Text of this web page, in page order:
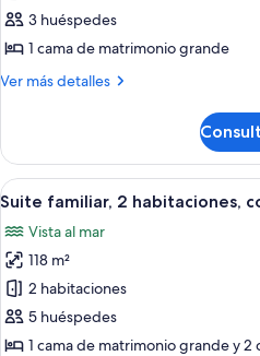
Suite
Deluxe,
habitación,
al
mar
3 huéspedes
1 cama de matrimonio grande
Ver más detalles
Más
Deluxe,
habitación,
vistas
al
mar
Abrir
todas
las
fotos
de
Suite
familiar,
18
Suite familiar, 2 habitaciones,
Vista al mar
118 m²
2 habitaciones
5 huéspedes
1 cama de matrimonio grande y 2